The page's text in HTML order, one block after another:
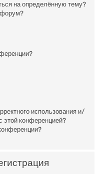
на определённую тему?
форум?
использования и/
этой конференцией?